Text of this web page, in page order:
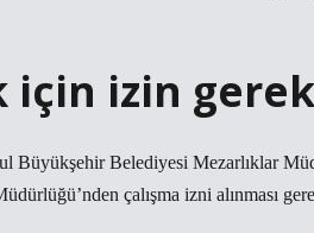
için izin
Büyükşehir Belediyesi Mezarlıklar
çalışma izni alınması